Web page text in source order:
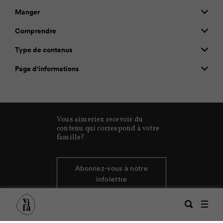
Manger
Comprendre
Type de contenus
Page d'informations
Vous aimeriez recevoir du
contenu qui correspond à votre
famille?
Abonnez-vous à notre
infolettre